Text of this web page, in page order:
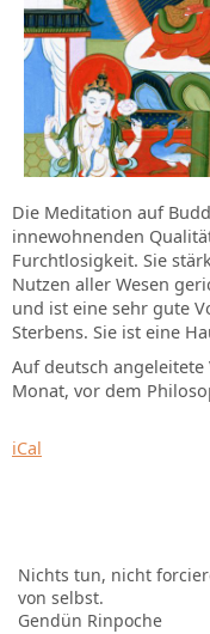
Die Meditation auf
innewohnenden
Furchtlosigkeit. Sie
Nutzen aller Wesen
und ist eine sehr gute
Sterbens. Sie ist eine
Auf deutsch
Monat, vor dem
iCal
Nichts tun, nicht
von selbst.
Gendün Rinpoche